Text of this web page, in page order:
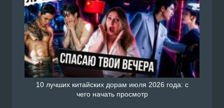
10 лучших китайских дорам июля 2026 года: с
чего начать просмотр